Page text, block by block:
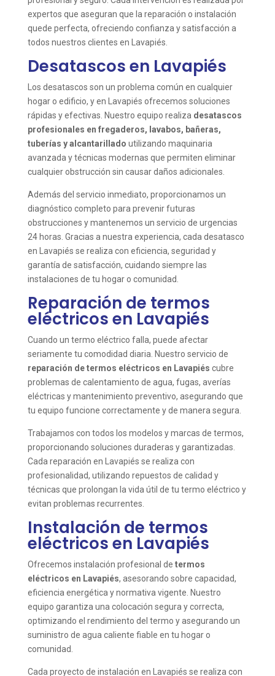
expertos que aseguran que la reparación o instalación
quede perfecta, ofreciendo confianza y satisfacción a
todos nuestros clientes en Lavapiés.
Desatascos en Lavapiés
Los desatascos son un problema común en cualquier
hogar o edificio, y en Lavapiés ofrecemos soluciones
rápidas y efectivas. Nuestro equipo realiza desatascos
profesionales en fregaderos, lavabos, bañeras,
tuberías y alcantarillado utilizando maquinaria
avanzada y técnicas modernas que permiten eliminar
cualquier obstrucción sin causar daños adicionales.
Además del servicio inmediato, proporcionamos un
diagnóstico completo para prevenir futuras
obstrucciones y mantenemos un servicio de urgencias
24 horas. Gracias a nuestra experiencia, cada desatasco
en Lavapiés se realiza con eficiencia, seguridad y
garantía de satisfacción, cuidando siempre las
instalaciones de tu hogar o comunidad.
Reparación de termos
eléctricos en Lavapiés
Cuando un termo eléctrico falla, puede afectar
seriamente tu comodidad diaria. Nuestro servicio de
reparación de termos eléctricos en Lavapiés cubre
problemas de calentamiento de agua, fugas, averías
eléctricas y mantenimiento preventivo, asegurando que
tu equipo funcione correctamente y de manera segura.
Trabajamos con todos los modelos y marcas de termos,
proporcionando soluciones duraderas y garantizadas.
Cada reparación en Lavapiés se realiza con
profesionalidad, utilizando repuestos de calidad y
técnicas que prolongan la vida útil de tu termo eléctrico y
evitan problemas recurrentes.
Instalación de termos
eléctricos en Lavapiés
Ofrecemos instalación profesional de termos
eléctricos en Lavapiés, asesorando sobre capacidad,
eficiencia energética y normativa vigente. Nuestro
equipo garantiza una colocación segura y correcta,
optimizando el rendimiento del termo y asegurando un
suministro de agua caliente fiable en tu hogar o
comunidad.
Cada proyecto de instalación en Lavapiés se realiza con